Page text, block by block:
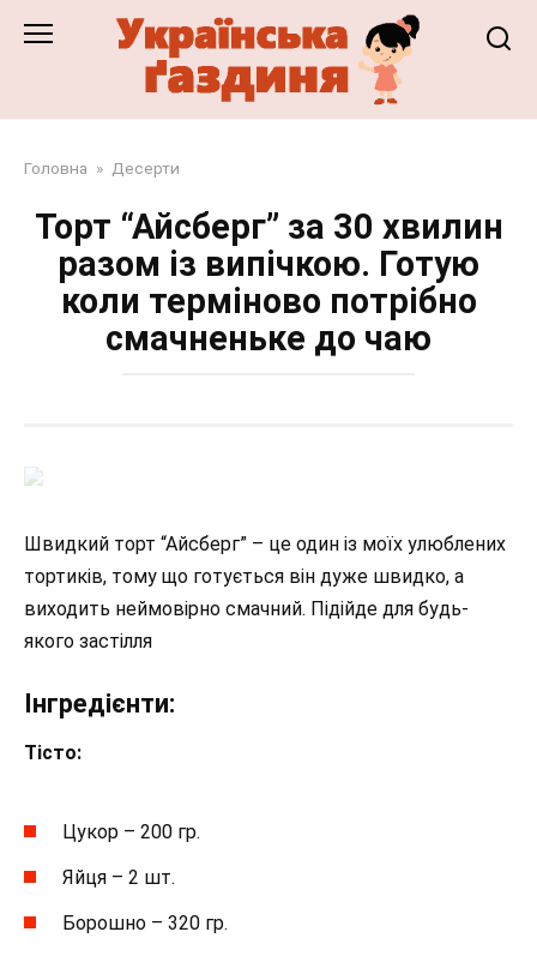
Головна » Десерти
Торт “Айсберг” за 30 хвилин
разом із випічкою. Готую
коли терміново потрібно
смачненьке до чаю
Швидкий торт “Айсберг” – це один із моїх улюблених
тортиків, тому що готується він дуже швидко, а
виходить неймовірно смачний. Підійде для будь-
якого застілля
Інгредієнти:
Тісто:
Цукор – 200 гр.
Яйця – 2 шт.
Борошно – 320 гр.